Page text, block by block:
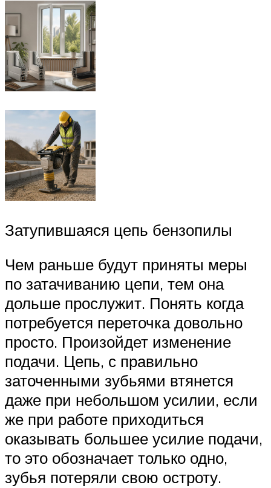
Затупившаяся цепь бензопилы
Чем раньше будут приняты меры
по затачиванию цепи, тем она
дольше прослужит. Понять когда
потребуется переточка довольно
просто. Произойдет изменение
подачи. Цепь, с правильно
заточенными зубьями втянется
даже при небольшом усилии, если
же при работе приходиться
оказывать большее усилие подачи,
то это обозначает только одно,
зубья потеряли свою остроту.